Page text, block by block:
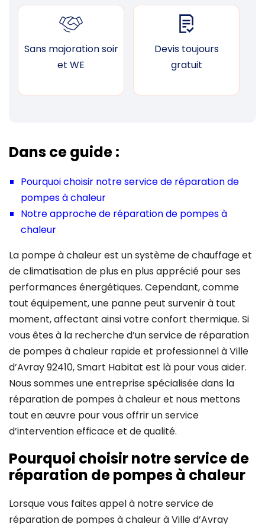
Sans majoration soir
et WE
Devis toujours
gratuit
Dans ce guide :
Pourquoi choisir notre service de réparation de
pompes à chaleur
Notre approche de réparation de pompes à
chaleur
La pompe à chaleur est un système de chauffage et
de climatisation de plus en plus apprécié pour ses
performances énergétiques. Cependant, comme
tout équipement, une panne peut survenir à tout
moment, affectant ainsi votre confort thermique. Si
vous êtes à la recherche d’un service de réparation
de pompes à chaleur rapide et professionnel à Ville
d’Avray 92410, Smart Habitat est là pour vous aider.
Nous sommes une entreprise spécialisée dans la
réparation de pompes à chaleur et nous mettons
tout en œuvre pour vous offrir un service
d’intervention efficace et de qualité.
Pourquoi choisir notre service de
réparation de pompes à chaleur
Lorsque vous faites appel à notre service de
réparation de pompes à chaleur à Ville d’Avray